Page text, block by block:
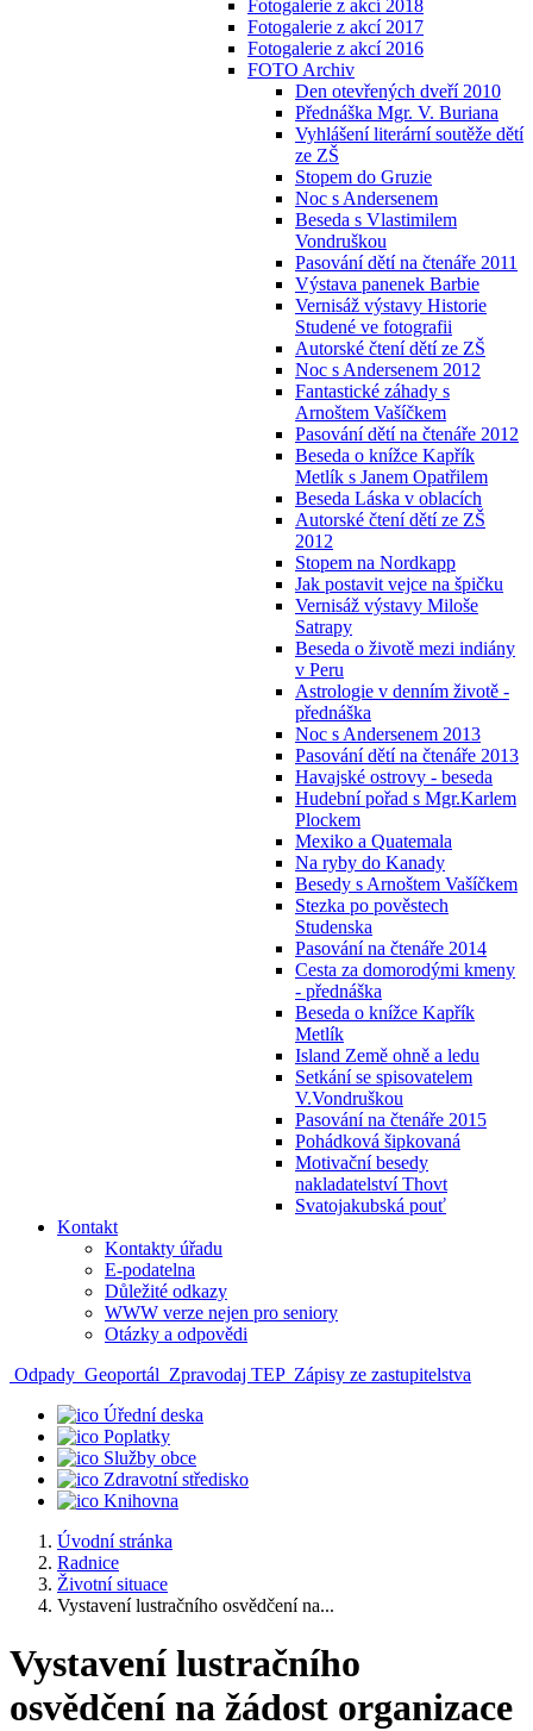
Fotogalerie z akcí 2018
Fotogalerie z akcí 2017
Fotogalerie z akcí 2016
FOTO Archiv
Den otevřených dveří 2010
Přednáška Mgr. V. Buriana
Vyhlášení literární soutěže dětí
ze ZŠ
Stopem do Gruzie
Noc s Andersenem
Beseda s Vlastimilem
Vondruškou
Pasování dětí na čtenáře 2011
Výstava panenek Barbie
Vernisáž výstavy Historie
Studené ve fotografii
Autorské čtení dětí ze ZŠ
Noc s Andersenem 2012
Fantastické záhady s
Arnoštem Vašíčkem
Pasování dětí na čtenáře 2012
Beseda o knížce Kapřík
Metlík s Janem Opatřilem
Beseda Láska v oblacích
Autorské čtení dětí ze ZŠ
2012
Stopem na Nordkapp
Jak postavit vejce na špičku
Vernisáž výstavy Miloše
Satrapy
Beseda o životě mezi indiány
v Peru
Astrologie v denním životě -
přednáška
Noc s Andersenem 2013
Pasování dětí na čtenáře 2013
Havajské ostrovy - beseda
Hudební pořad s Mgr.Karlem
Plockem
Mexiko a Quatemala
Na ryby do Kanady
Besedy s Arnoštem Vašíčkem
Stezka po pověstech
Studenska
Pasování na čtenáře 2014
Cesta za domorodými kmeny
- přednáška
Beseda o knížce Kapřík
Metlík
Island Země ohně a ledu
Setkání se spisovatelem
V.Vondruškou
Pasování na čtenáře 2015
Pohádková šipkovaná
Motivační besedy
nakladatelství Thovt
Svatojakubská pouť
Kontakt
Kontakty úřadu
E-podatelna
Důležité odkazy
WWW verze nejen pro seniory
Otázky a odpovědi
Odpady Geoportál Zpravodaj TEP Zápisy ze zastupitelstva
Úřední deska
Poplatky
Služby obce
Zdravotní středisko
Knihovna
Úvodní stránka
Radnice
Životní situace
Vystavení lustračního osvědčení na...
Vystavení lustračního
osvědčení na žádost organizace